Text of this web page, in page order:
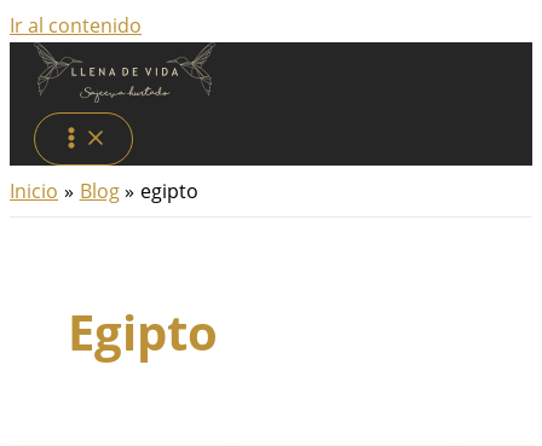
Ir al contenido
Inicio Blog egipto
Egipto